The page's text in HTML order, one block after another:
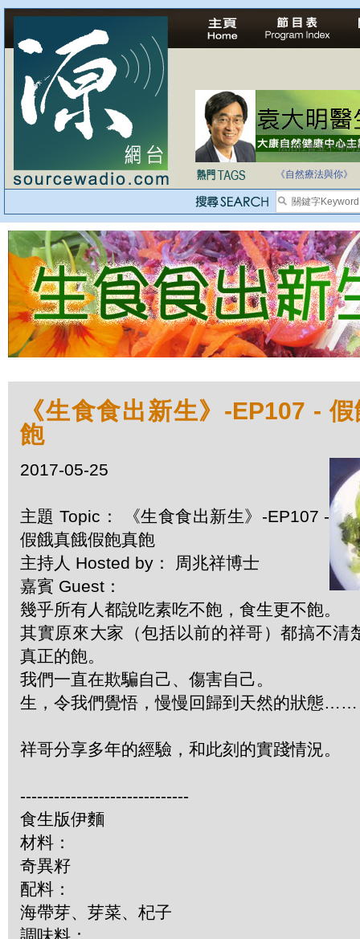
法治社會並不等同
自家教育合法化-
《自然療法與你》
《生食食出新生》-EP107 -
飽
2017-05-25
主題 Topic： 《生食食出新生》-EP107 -
假餓真餓假飽真飽
主持人 Hosted by： 周兆祥博士
嘉賓 Guest：
幾乎所有人都說吃素吃不飽，食生更不飽。
其實原來大家（包括以前的祥哥）都搞不清
真正的飽。
我們一直在欺騙自己、傷害自己。
生，令我們覺悟，慢慢回歸到天然的狀態……
祥哥分享多年的經驗，和此刻的實踐情況。
------------------------------
食生版伊麵
材料：
奇異籽
配料：
海帶芽、芽菜、杞子